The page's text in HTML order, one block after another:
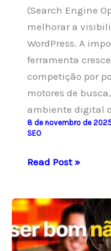
(Search Engine
melhorar a
WordPress. A
ferramenta
competição por
motores de
ambiente digital
8 de novembro de
SEO
O
Otimização
de
Sites
Read Post »